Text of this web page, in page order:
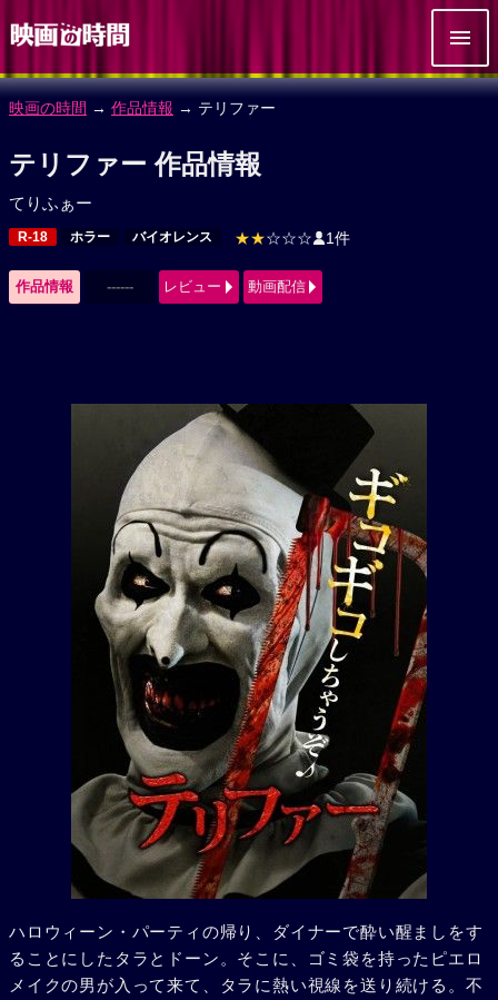
映画の時間 → 作品情報 → テリファー
テリファー 作品情報
てりふぁー
R-18 ホラー バイオレンス ★★☆☆☆ 1件
作品情報 ------ レビュー 動画配信
ハロウィーン・パーティの帰り、ダイナーで酔い醒ましをす
ることにしたタラとドーン。そこに、ゴミ袋を持ったピエロ
メイクの男が入って来て、タラに熱い視線を送り続ける。不